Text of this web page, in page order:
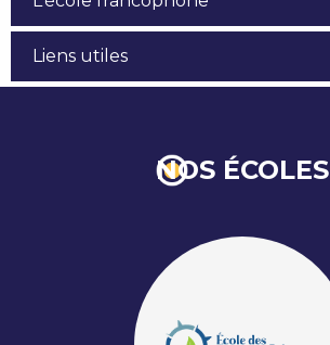
Liens utiles
NOS ÉCOLES